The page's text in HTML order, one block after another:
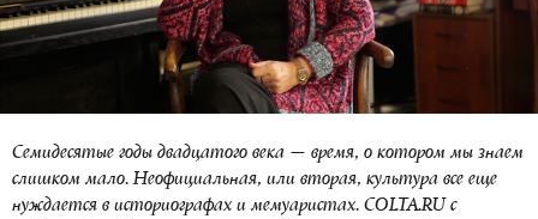
Семидесятые годы двадцатого века — время, о котором мы знаем
слишком мало. Неофициальная, или вторая, культура все еще
нуждается в историографах и мемуаристах. COLTA.RU с